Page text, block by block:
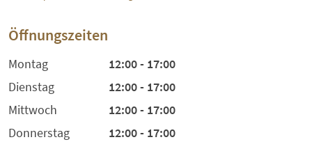
Öffnungszeiten
Montag
12:00 - 17:00
Dienstag
12:00 - 17:00
Mittwoch
12:00 - 17:00
Donnerstag
12:00 - 17:00